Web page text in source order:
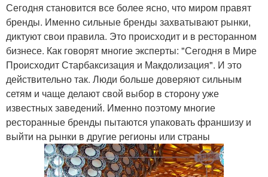
Сегодня становится все более ясно, что миром правят
бренды. Именно сильные бренды захватывают рынки,
диктуют свои правила. Это происходит и в ресторанном
бизнесе. Как говорят многие эксперты: "Сегодня в Мире
Происходит Старбаксизация и Макдолизация". И это
действительно так. Люди больше доверяют сильным
сетям и чаще делают свой выбор в сторону уже
известных заведений. Именно поэтому многие
ресторанные бренды пытаются упаковать франшизу и
выйти на рынки в другие регионы или страны